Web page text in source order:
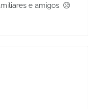
e amigos. 😥